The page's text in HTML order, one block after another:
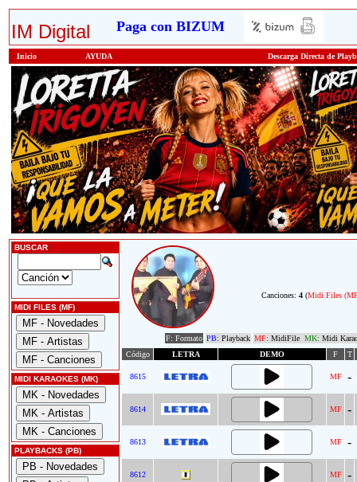
IM Digital Paga con BIZUM
Inicio AYUDA Descarga Directa de
BUSCAR
MIDI FILES (MF)
MIDI KARAOKES (MK)
PLAYBACKS (PB)
Canciones: 4 (Midi Files
F: Formato PB: Playback MF: MidiFile MK: Midi
Código
LETRA DEMO F T
8615 MF -
8614 MF -
8613 MF -
8612 MF -